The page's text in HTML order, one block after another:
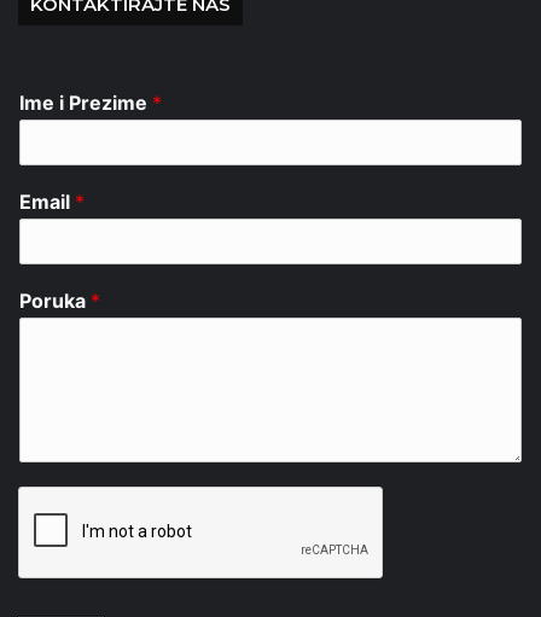
Ime i Prezime *
Email *
Poruka *